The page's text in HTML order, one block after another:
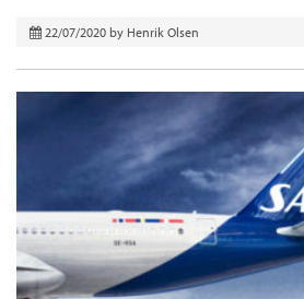
22/07/2020 by Henrik Olsen